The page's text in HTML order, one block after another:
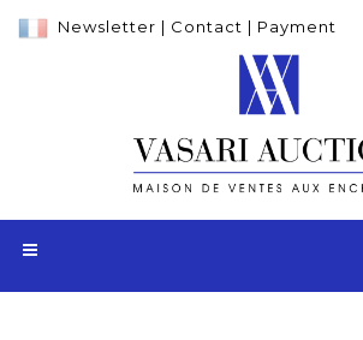
Newsletter | Contact | Payment